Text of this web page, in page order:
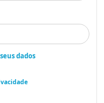
dados